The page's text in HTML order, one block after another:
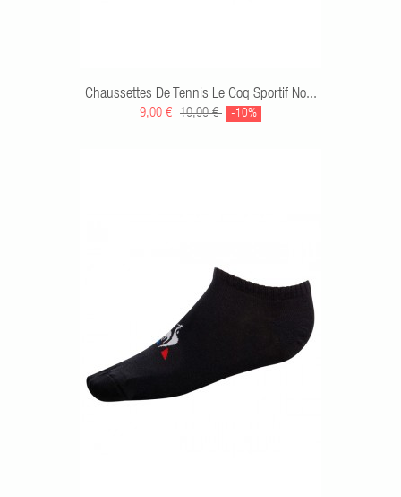
Chaussettes De Tennis Le Coq Sportif No...
9,00 € 10,00 € -10%